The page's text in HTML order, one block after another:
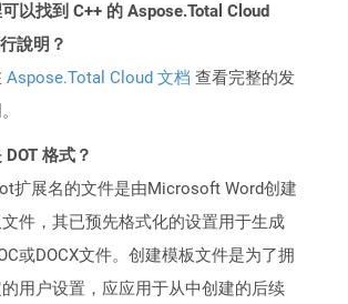
以找到 C++ 的 Aspose.Total Cloud
說明？
Aspose.Total Cloud 文档 查看完整的发
格式？
扩展名的文件是由Microsoft Word创建
件，其已预先格式化的设置用于生成
或DOCX文件。创建模板文件是为了拥
用户设置，应应用于从中创建的后续